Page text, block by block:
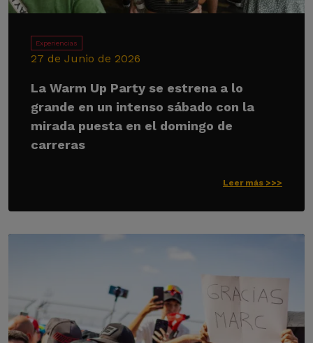
Experiencias
27 de Junio de 2026
La Warm Up Party se estrena a lo
grande en un intenso sábado con la
mirada puesta en el domingo de
carreras
Leer más >>>